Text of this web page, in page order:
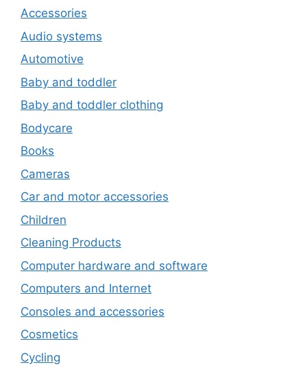
Accessories
Audio systems
Automotive
Baby and toddler
Baby and toddler clothing
Bodycare
Books
Cameras
Car and motor accessories
Children
Cleaning Products
Computer hardware and software
Computers and Internet
Consoles and accessories
Cosmetics
Cycling